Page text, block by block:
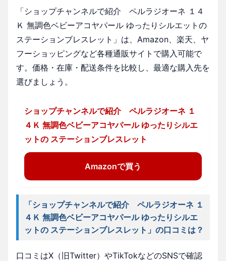
「ショップチャンネルで紹介 ペルラジオーネ １４
Ｋ 無調色ベビーアコヤパール ゆったりシルエットの
ステーションブレスレット」は、Amazon、楽天、ヤ
フーショッピングなど各種通販サイトで購入可能で
す。価格・在庫・配送条件を比較し、最適な購入先を
選びましょう。
ショップチャンネルで紹介 ペルラジオーネ １
４Ｋ 無調色ベビーアコヤパール ゆったりシルエ
ットの ステーションブレスレット
Amazonで買う
「ショップチャンネルで紹介 ペルラジオーネ １
４Ｋ 無調色ベビーアコヤパール ゆったりシルエ
ットの ステーションブレスレット」の口コミは？
口コミはX（旧Twitter）やTikTokなどのSNSで確認